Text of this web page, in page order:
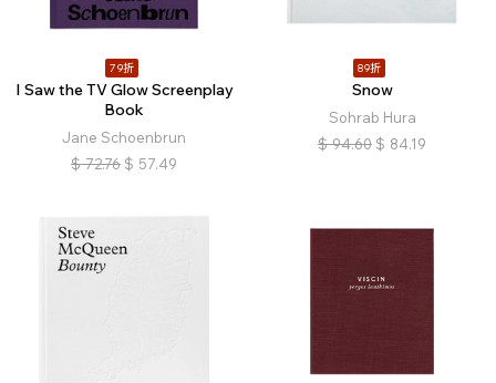
79折
I Saw the TV Glow Screenplay
Book
Jane Schoenbrun
$ 72.76 $ 57.49
89折
Snow
Sohrab Hura
$ 94.60 $ 84.19